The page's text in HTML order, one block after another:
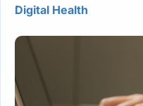
Digital Health